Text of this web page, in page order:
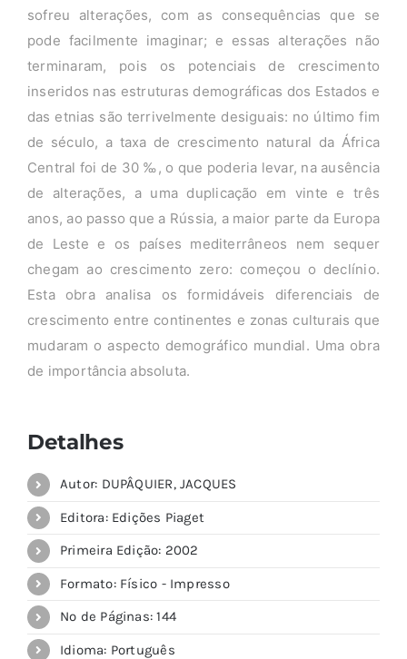
sofreu alterações, com as consequências que se
pode facilmente imaginar; e essas alterações não
terminaram, pois os potenciais de crescimento
inseridos nas estruturas demográficas dos Estados e
das etnias são terrivelmente desiguais: no último fim
de século, a taxa de crescimento natural da África
Central foi de 30 ‰, o que poderia levar, na ausência
de alterações, a uma duplicação em vinte e três
anos, ao passo que a Rússia, a maior parte da Europa
de Leste e os países mediterrâneos nem sequer
chegam ao crescimento zero: começou o declínio.
Esta obra analisa os formidáveis diferenciais de
crescimento entre continentes e zonas culturais que
mudaram o aspecto demográfico mundial. Uma obra
de importância absoluta.
Detalhes
Autor: DUPÂQUIER, JACQUES
Editora: Edições Piaget
Primeira Edição: 2002
Formato: Físico - Impresso
Nº de Páginas: 144
Idioma: Português